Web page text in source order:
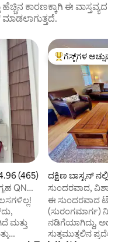
ಹೆಚ್ಚಿನ ಕಾರಣಕ್ಕಾಗಿ ಈ ವಾಸ್ತವ್ಯದ
ಮಾಡಲಾಗುತ್ತದೆ.
4.96 ಸರಾಸರಿ ರೇಟಿಂಗ್, 465
(465)
QN
ಮತ್ತು
ಗೆಸ್ಟ್‌ಗಳಿಗೆ ಅತಿ ಹೆಚ್ಚು
ಗೆಸ್ಟ್‌ಗಳ
ದಕ್ಷಿಣ ಬಾಸ್ಟನ್ ನಲ್ಲಿ
ಸುಂದರವಾದ,
ಕಾಂಡೋ, ಟಿ ಹತ್ತಿರ
ಈ ಸುಂದರವಾದ
(ಸುರಂಗಮಾರ್ಗ)
ನಡಿಗೆಯಾಗಿದ್ದು, ಅದು
ಸುತ್ತಮುತ್ತಲಿನ